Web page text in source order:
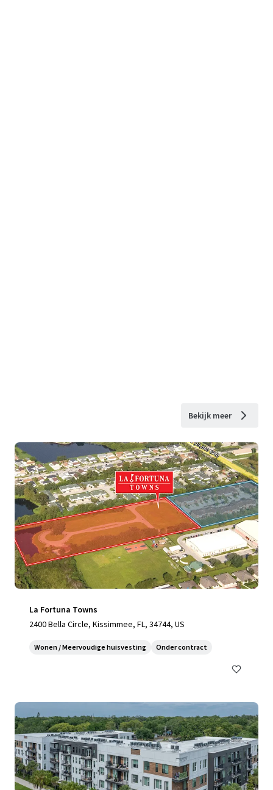
Bekijk meer
La Fortuna Towns
2400 Bella Circle, Kissimmee, FL, 34744, US
Wonen / Meervoudige huisvesting Onder contract